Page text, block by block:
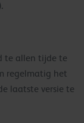
te allen tijde te
regelmatig het
laatste versie te